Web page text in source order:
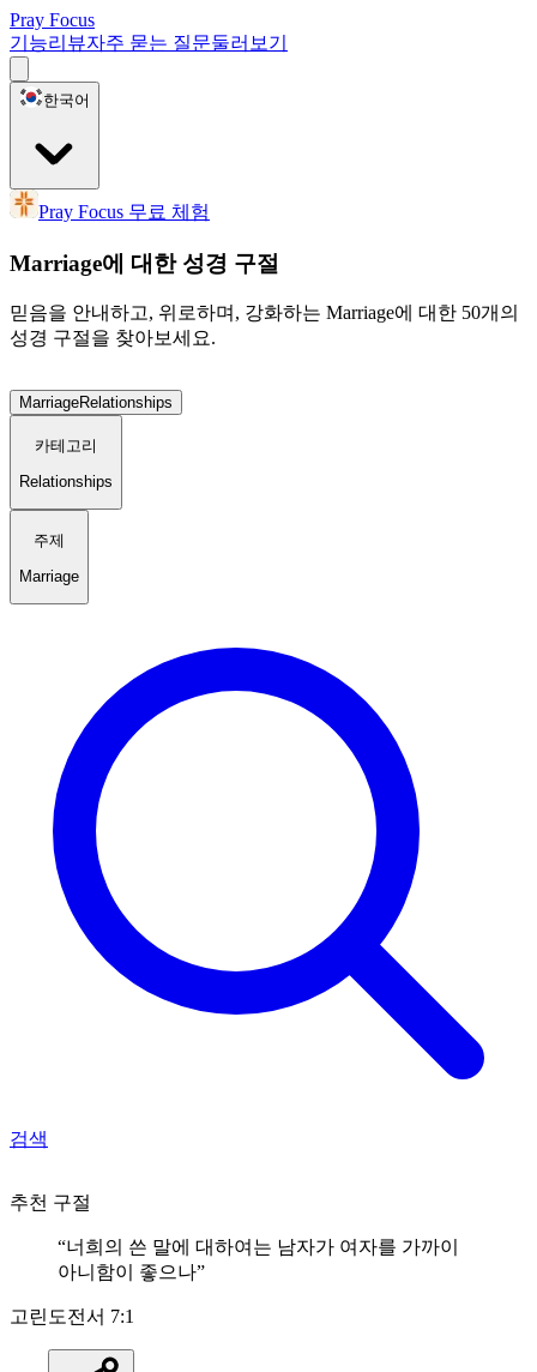
Pray Focus
기능리뷰자주 묻는 질문둘러보기
한국어
Pray Focus 무료 체험
Marriage에 대한 성경 구절
믿음을 안내하고, 위로하며, 강화하는 Marriage에 대한 50개의
성경 구절을 찾아보세요.
MarriageRelationships
카테고리
Relationships
주제
Marriage
검색
추천 구절
“너희의 쓴 말에 대하여는 남자가 여자를 가까이
아니함이 좋으나”
고린도전서 7:1